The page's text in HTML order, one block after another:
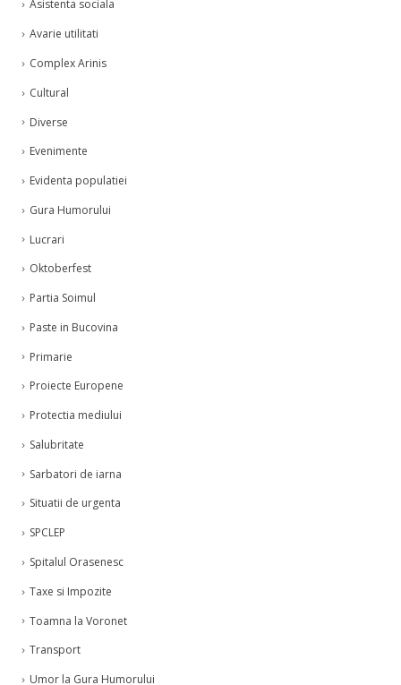
Asistenta sociala
Avarie utilitati
Complex Arinis
Cultural
Diverse
Evenimente
Evidenta populatiei
Gura Humorului
Lucrari
Oktoberfest
Partia Soimul
Paste in Bucovina
Primarie
Proiecte Europene
Protectia mediului
Salubritate
Sarbatori de iarna
Situatii de urgenta
SPCLEP
Spitalul Orasenesc
Taxe si Impozite
Toamna la Voronet
Transport
Umor la Gura Humorului